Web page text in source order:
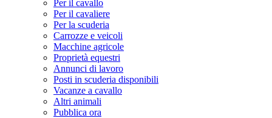
Per il cavallo
Per il cavaliere
Per la scuderia
Carrozze e veicoli
Macchine agricole
Proprietà equestri
Annunci di lavoro
Posti in scuderia disponibili
Vacanze a cavallo
Altri animali
Pubblica ora